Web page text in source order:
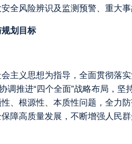
全风险辨识及监测预警、重大
划目标
主义思想为指导，全面贯彻落
调推进“四个全面”战略布局，
、根源性、本质性问题，全力
障高质量发展，不断增强人民